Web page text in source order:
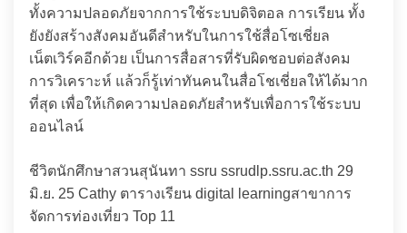
ทั้งความปลอดภัยจากการใช้ระบบดิจิตอล การเรียน ทั้ง
ยังยังสร้างสังคมอันดีสำหรับในการใช้สื่อโซเชี่ยล
เน็ตเวิร์คอีกด้วย เป็นการสื่อสารที่รับผิดชอบต่อสังคม
การวิเคราะห์ แล้วก็รู้เท่าทันคนในสื่อโชเชี่ยลให้ได้มาก
ที่สุด เพื่อให้เกิดความปลอดภัยสำหรับเพื่อการใช้ระบบ
ออนไลน์
ชีวิตนักศึกษาสวนสุนันทา ssru ssrudlp.ssru.ac.th 29
มิ.ย. 25 Cathy ตารางเรียน digital learningสาขาการ
จัดการท่องเที่ยว Top 11